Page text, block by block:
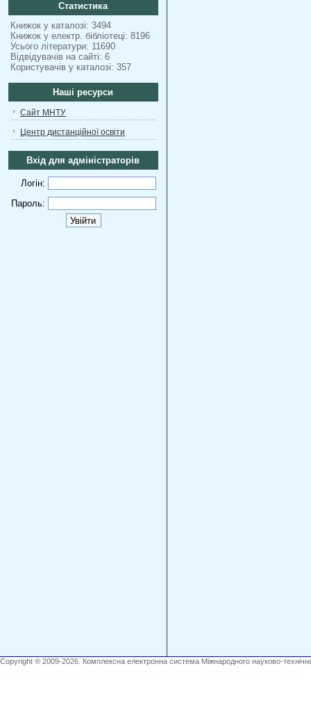
Статистика
Книжок у каталозі: 3494
Книжок у електр. бібліотеці: 8196
Усього літератури: 11690
Відвідувачів на сайті: 6
Користувачів у каталозі: 357
Наші ресурси
Сайт МНТУ
Центр дистанційної освіти
Вхід для адміністраторів
Логін:
Пароль:
Copyright ® 2009-2026. Комплексна електронна система Міжнародного науково-